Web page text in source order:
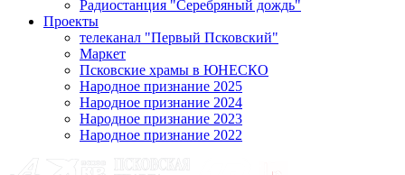
Радиостанция "Серебряный дождь"
Проекты
телеканал "Первый Псковский"
Маркет
Псковские храмы в ЮНЕСКО
Народное признание 2025
Народное признание 2024
Народное признание 2023
Народное признание 2022